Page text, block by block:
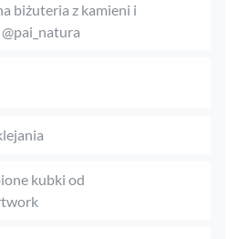
biżuteria z kamieni i
kubki od